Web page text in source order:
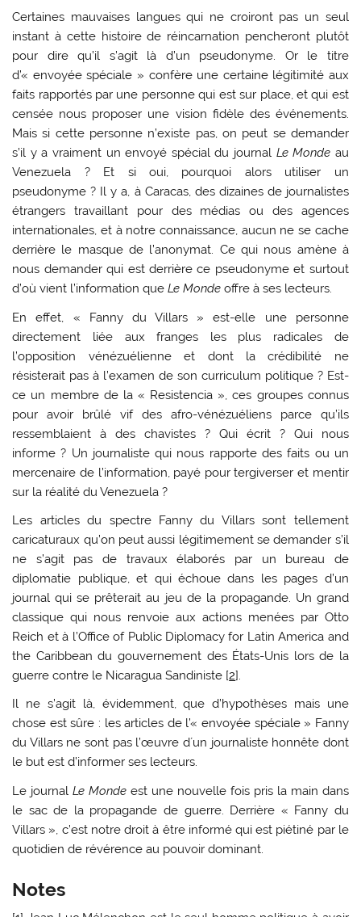
Certaines mauvaises langues qui ne croiront pas un seul
instant à cette histoire de réincarnation pencheront plutôt
pour dire qu’il s’agit là d’un pseudonyme. Or le titre
d’« envoyée spéciale » confère une certaine légitimité aux
faits rapportés par une personne qui est sur place, et qui est
censée nous proposer une vision fidèle des événements.
Mais si cette personne n’existe pas, on peut se demander
s’il y a vraiment un envoyé spécial du journal Le Monde au
Venezuela ? Et si oui, pourquoi alors utiliser un
pseudonyme ? Il y a, à Caracas, des dizaines de journalistes
étrangers travaillant pour des médias ou des agences
internationales, et à notre connaissance, aucun ne se cache
derrière le masque de l’anonymat. Ce qui nous amène à
nous demander qui est derrière ce pseudonyme et surtout
d’où vient l’information queLe Monde offre à ses lecteurs.
En effet, « Fanny du Villars » est-elle une personne
directement liée aux franges les plus radicales de
l’opposition vénézuélienne et dont la crédibilité ne
résisterait pas à l’examen de son curriculum politique ? Est-
ce un membre de la « Resistencia », ces groupes connus
pour avoir brûlé vif des afro-vénézuéliens parce qu’ils
ressemblaient à des chavistes ? Qui écrit ? Qui nous
informe ? Un journaliste qui nous rapporte des faits ou un
mercenaire de l’information, payé pour tergiverser et mentir
sur la réalité du Venezuela ?
Les articles du spectre Fanny du Villars sont tellement
caricaturaux qu’on peut aussi légitimement se demander s’il
ne s’agit pas de travaux élaborés par un bureau de
diplomatie publique, et qui échoue dans les pages d’un
journal qui se prêterait au jeu de la propagande. Un grand
classique qui nous renvoie aux actions menées par Otto
Reich et à l’Office of Public Diplomacy for Latin America and
the Caribbean du gouvernement des États-Unis lors de la
guerre contre le Nicaragua Sandiniste [2].
Il ne s’agit là, évidemment, que d’hypothèses mais une
chose est sûre : les articles de l’« envoyée spéciale » Fanny
du Villars ne sont pas l’œuvre d´un journaliste honnête dont
le but est d’informer ses lecteurs.
Le journalLe Monde est une nouvelle fois pris la main dans
le sac de la propagande de guerre. Derrière « Fanny du
Villars », c’est notre droit à être informé qui est piétiné par le
quotidien de révérence au pouvoir dominant.
Notes